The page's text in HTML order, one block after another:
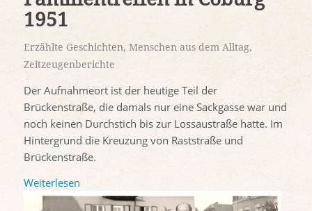
1951
Erzählte Geschichten, Menschen aus dem Alltag,
Zeitzeugenberichte
Der Aufnahmeort ist der heutige Teil der
Brückenstraße, die damals nur eine Sackgasse war und
noch keinen Durchstich bis zur Lossaustraße hatte. Im
Hintergrund die Kreuzung von Raststraße und
Brückenstraße.
Weiterlesen